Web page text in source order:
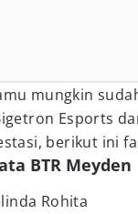
mungkin
Esports
berikut ini
BTR Meyden
Rohita